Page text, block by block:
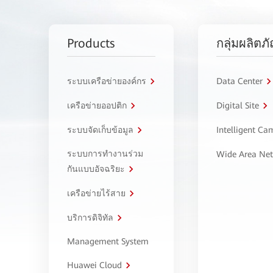
Products
ระบบเครือข่ายองค์กร
เครือข่ายออปติก
ระบบจัดเก็บข้อมูล
ระบบการทำงานร่วม
กันแบบอัจฉริยะ
เครือข่ายไร้สาย
บริการดิจิทัล
Management System
Huawei Cloud
กลุ่มผลิต
Data Center
Digital Site
Intelligent
Wide Area